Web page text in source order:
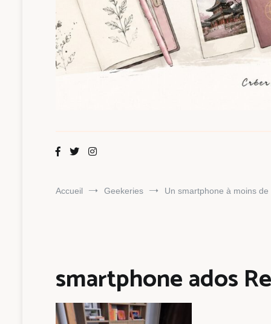
Maman Chou
Accueil Geekeries Un smartphone à moins
smartphone ados